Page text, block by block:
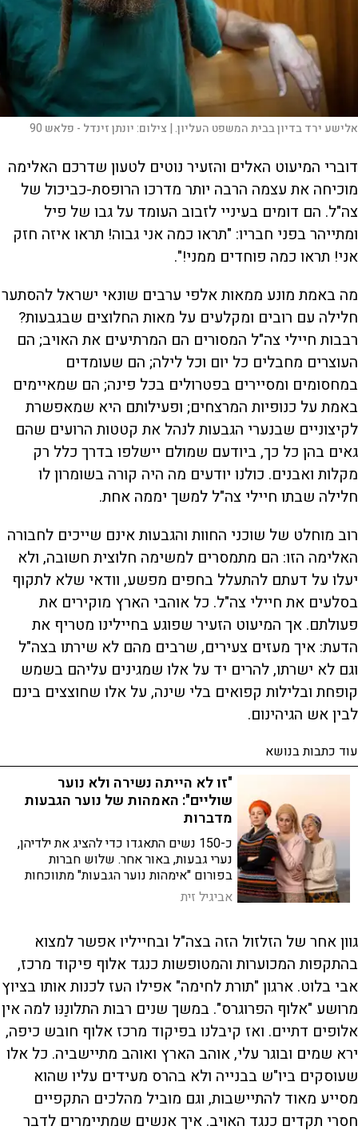
אלישע ירד בדיון בבית המשפט העליון. | צילום:יונתן זינדל - פלאש 90
דוברי המיעוט האלים והזעיר נוטים לטעון שדרכם האלימה
מוכיחה את עצמה הרבה יותר מדרכו הרופסת-כביכול של
צה"ל. הם דומים בעיניי לזבוב העומד על גבו של פיל
ומתייהר בפני חבריו: "תראו כמה אני גבוה! תראו איזה חזק
אני! תראו כמה פוחדים ממני!".
מה באמת מונע ממאות אלפי ערבים שונאי ישראל להסתער
חלילה עם רובים ומקלעים על מאות החלוצים שבגבעות?
רבבות חיילי צה"ל המסורים הם המרתיעים את האויב; הם
העוצרים מחבלים כל יום וכל לילה; הם שעומדים
במחסומים ומסיירים בפטרולים בכל פינה; הם שמאיימים
באמת על כנופיות המרצחים; ופעילותם היא שמאפשרת
לקיצוניים שבנערי הגבעות לנהל את קטטות הרועים שהם
גאים בהן כל כך, ביודעם שמולם יישלפו בדרך כלל רק
מקלות ואבנים. כולנו יודעים מה היה קורה בשומרון לו
חלילה שבתו חיילי צה"ל למשך יממה אחת.
רוב מוחלט של שוכני החוות והגבעות אינם שייכים לחבורה
האלימה הזו: הם מתמסרים למשימה חלוצית חשובה, ולא
יעלו על דעתם להתעלל בחפים מפשע, וודאי שלא לתקוף
בסלעים את חיילי צה"ל. כל אוהבי הארץ מוקירים את
פעולתם. אך המיעוט הזעיר שפוגע בחיילינו מטריף את
הדעת: איך מעזים צעירים, שרבים מהם לא שירתו בצה"ל
וגם לא ישרתו, להרים יד על אלו שמגינים עליהם בשמש
קופחת ובלילות קפואים בלי שינה, על אלו שחוצצים בינם
לבין אש הגיהינום.
עוד כתבות בנושא
"זו לא הייתה נשירה ולא נוער
שוליים": האמהות של נוער הגבעות
מדברות
כ-150 נשים התאגדו כדי להציג את ילדיהן,
נערי גבעות, באור אחר. שלוש חברות
בפורום "אימהות נוער הגבעות" מתווכחות
על "תג מחיר", תוקפות את הח"כים מימין,
ומסבירות מדוע תמיד יתמכו בילדיהן
אביגיל זית
גוון אחר של הזלזול הזה בצה"ל ובחייליו אפשר למצוא
בהתקפות המכוערות והמטופשות כנגד אלוף פיקוד מרכז,
אבי בלוט. ארגון "תורת לחימה" אפילו העז לכנות אותו בציוץ
מרושע "אלוף הפרוגרס". במשך שנים רבות התלונַנּו למה אין
אלופים דתיים. ואז קיבלנו בפיקוד מרכז אלוף חובש כיפה,
ירא שמים ובוגר עלי, אוהב הארץ ואוהב מתיישביה. כל אלו
שעוסקים ביו"ש בבנייה ולא בהרס מעידים עליו שהוא
מסייע מאוד להתיישבות, וגם מוביל מהלכים התקפיים
חסרי תקדים כנגד האויב. איך אנשים שמתיימרים לדבר